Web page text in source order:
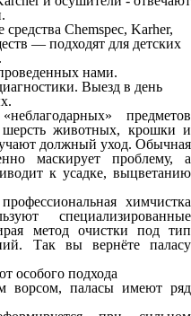
Chemspec, Karher,
— подходят для детских
нами.
Выезд в день
предметов
животных, крошки и
должный уход. Обычная
маскирует проблему, а
к усадке, выцветанию
химчистка
специализированные
метод очистки под тип
Так вы вернёте паласу
особого подхода
ворсом, паласы имеют ряд